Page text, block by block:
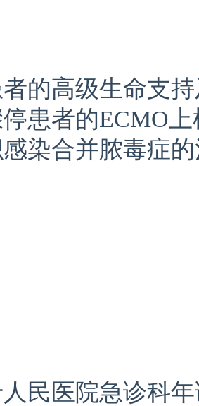
的高级生命支
患者的ECMO
染合并脓毒症
人民医院急诊科